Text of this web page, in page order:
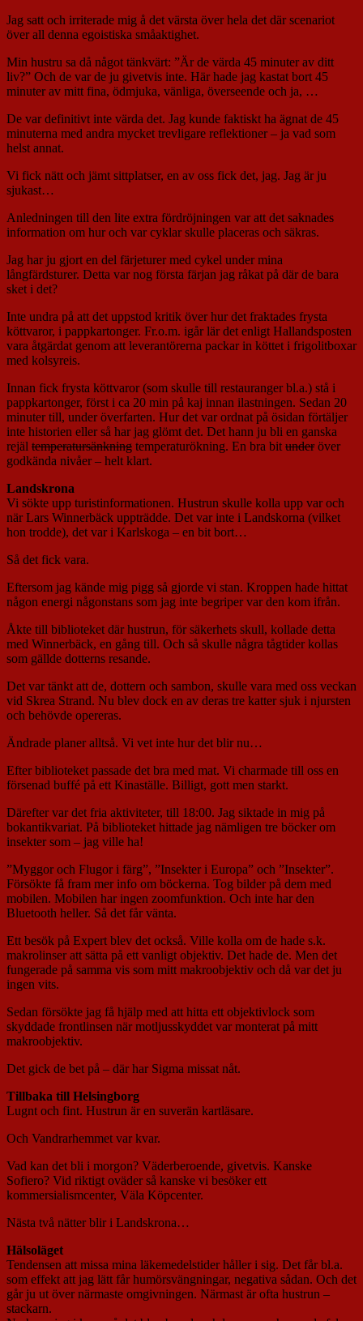
Jag satt och irriterade mig å det värsta över hela det där scenariot
över all denna egoistiska småaktighet.
Min hustru sa då något tänkvärt: ”Är de värda 45 minuter av ditt
liv?” Och de var de ju givetvis inte. Här hade jag kastat bort 45
minuter av mitt fina, ödmjuka, vänliga, överseende och ja, …
De var definitivt inte värda det. Jag kunde faktiskt ha ägnat de 45
minuterna med andra mycket trevligare reflektioner – ja vad som
helst annat.
Vi fick nätt och jämt sittplatser, en av oss fick det, jag. Jag är ju
sjukast…
Anledningen till den lite extra fördröjningen var att det saknades
information om hur och var cyklar skulle placeras och säkras.
Jag har ju gjort en del färjeturer med cykel under mina
långfärdsturer. Detta var nog första färjan jag råkat på där de bara
sket i det?
Inte undra på att det uppstod kritik över hur det fraktades frysta
köttvaror, i pappkartonger. Fr.o.m. igår lär det enligt Hallandsposten
vara åtgärdat genom att leverantörerna packar in köttet i frigolitboxar
med kolsyreis.
Innan fick frysta köttvaror (som skulle till restauranger bl.a.) stå i
pappkartonger, först i ca 20 min på kaj innan ilastningen. Sedan 20
minuter till, under överfarten. Hur det var ordnat på ösidan förtäljer
inte historien eller så har jag glömt det. Det hann ju bli en ganska
rejäl temperatursänkning temperaturökning. En bra bit underöver
godkända nivåer – helt klart.
Landskrona
Vi sökte upp turistinformationen. Hustrun skulle kolla upp var och
när Lars Winnerbäck uppträdde. Det var inte i Landskorna (vilket
hon trodde), det var i Karlskoga – en bit bort…
Så det fick vara.
Eftersom jag kände mig pigg så gjorde vi stan. Kroppen hade hittat
någon energi någonstans som jag inte begriper var den kom ifrån.
Åkte till biblioteket där hustrun, för säkerhets skull, kollade detta
med Winnerbäck, en gång till. Och så skulle några tågtider kollas
som gällde dotterns resande.
Det var tänkt att de, dottern och sambon, skulle vara med oss veckan
vid Skrea Strand. Nu blev dock en av deras tre katter sjuk i njursten
och behövde opereras.
Ändrade planer alltså. Vi vet inte hur det blir nu…
Efter biblioteket passade det bra med mat. Vi charmade till oss en
försenad buffé på ett Kinaställe. Billigt, gott men starkt.
Därefter var det fria aktiviteter, till 18:00. Jag siktade in mig på
bokantikvariat. På biblioteket hittade jag nämligen tre böcker om
insekter som – jag ville ha!
”Myggor och Flugor i färg”, ”Insekter i Europa” och ”Insekter”.
Försökte få fram mer info om böckerna. Tog bilder på dem med
mobilen. Mobilen har ingen zoomfunktion. Och inte har den
Bluetooth heller. Så det får vänta.
Ett besök på Expert blev det också. Ville kolla om de hade s.k.
makrolinser att sätta på ett vanligt objektiv. Det hade de. Men det
fungerade på samma vis som mitt makroobjektiv och då var det ju
ingen vits.
Sedan försökte jag få hjälp med att hitta ett objektivlock som
skyddade frontlinsen när motljusskyddet var monterat på mitt
makroobjektiv.
Det gick de bet på – där har Sigma missat nåt.
Tillbaka till Helsingborg
Lugnt och fint. Hustrun är en suverän kartläsare.
Och Vandrarhemmet var kvar.
Vad kan det bli i morgon? Väderberoende, givetvis. Kanske
Sofiero? Vid riktigt oväder så kanske vi besöker ett
kommersialismcenter, Väla Köpcenter.
Nästa två nätter blir i Landskrona…
Hälsoläget
Tendensen att missa mina läkemedelstider håller i sig. Det får bl.a.
som effekt att jag lätt får humörsvängningar, negativa sådan. Och det
går ju ut över närmaste omgivningen. Närmast är ofta hustrun –
stackarn.